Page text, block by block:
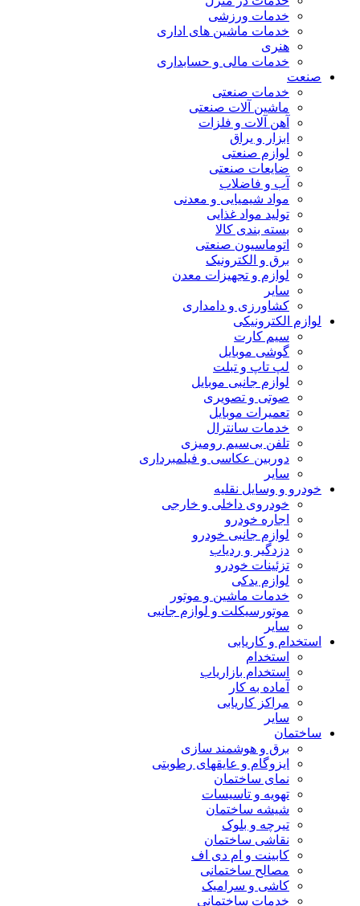
خدمات ورزشی
خدمات ماشین های اداری
هنری
خدمات مالی و حسابداری
صنعت
خدمات صنعتی
ماشین آلات صنعتی
آهن آلات و فلزات
ابزار و یراق
لوازم صنعتی
ضایعات صنعتی
آب و فاضلاب
مواد شیمیایی و معدنی
تولید مواد غذایی
بسته بندی کالا
اتوماسیون صنعتی
برق و الکترونیک
لوازم و تجهیزات معدن
سایر
کشاورزی و دامداری
لوازم الکترونیکی
سیم کارت
گوشی موبایل
لپ تاپ و تبلت
لوازم جانبی موبایل
صوتی و تصویری
تعمیرات موبایل
خدمات سانترال
تلفن بی‌سیم رومیزی
دوربین عکاسی و فیلمبرداری
سایر
خودرو و وسایل نقلیه
خودروی داخلی و خارجی
اجاره خودرو
لوازم جانبی خودرو
دزدگیر و ردیاب
تزئینات خودرو
لوازم یدکی
خدمات ماشین و موتور
موتورسیکلت و لوازم جانبی
سایر
استخدام و کاریابی
استخدام
استخدام بازاریاب
آماده به کار
مراکز کاریابی
سایر
ساختمان
برق و هوشمند سازی
ایزوگام و عایقهای رطوبتی
نمای ساختمان
تهویه و تاسیسات
شیشه ساختمان
تیرچه و بلوک
نقاشی ساختمان
کابینت و ام دی اف
مصالح ساختمانی
کاشی و سرامیک
خدمات ساختمانی